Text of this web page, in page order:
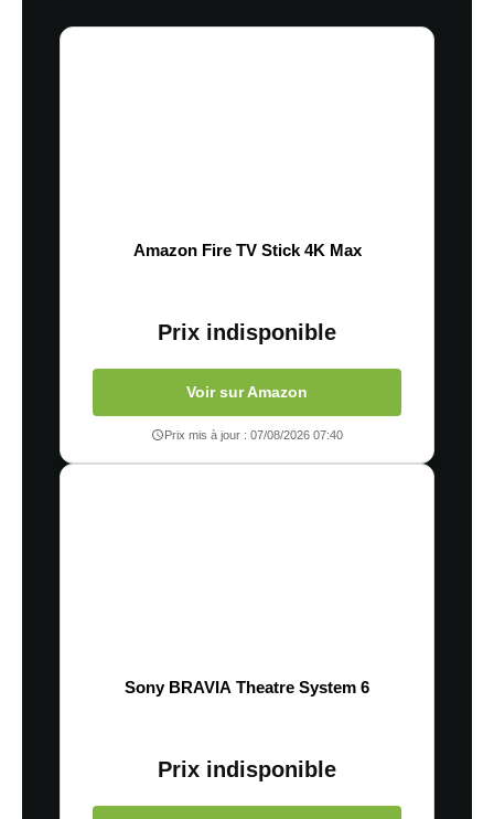
Amazon Fire TV Stick 4K Max
Prix indisponible
Voir sur Amazon
Prix mis à jour : 07/08/2026 07:40
Sony BRAVIA Theatre System 6
Prix indisponible